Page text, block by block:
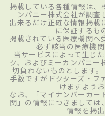
掲載している各種情報は、
ンパニー株式会社が調査
出来るだけ正確な情報掲載
に保証するも
掲載されている医療機関へ
必ず該当の医療機
当サービスによって生じ
ク、およびミーカンパニー
切負わないものとします
手数ですがドクターズ・フ
けますよう
なお、「マイナンバーカー
関」の情報につきましては
情報を掲